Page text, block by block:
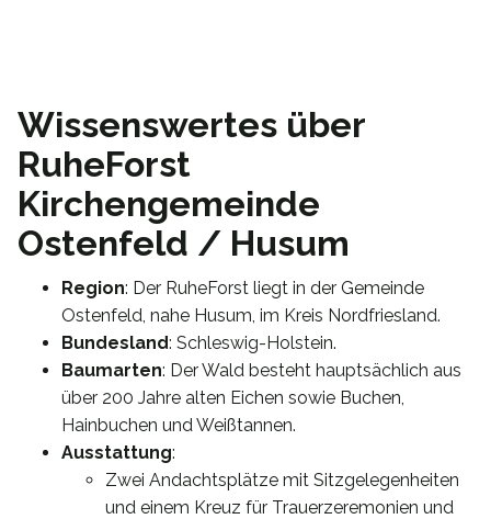
Wissenswertes über
RuheForst
Kirchengemeinde
Ostenfeld / Husum
Region: Der RuheForst liegt in der Gemeinde
Ostenfeld, nahe Husum, im Kreis Nordfriesland.
Bundesland: Schleswig-Holstein.
Baumarten: Der Wald besteht hauptsächlich aus
über 200 Jahre alten Eichen sowie Buchen,
Hainbuchen und Weißtannen.
Ausstattung:
Zwei Andachtsplätze mit Sitzgelegenheiten
und einem Kreuz für Trauerzeremonien und